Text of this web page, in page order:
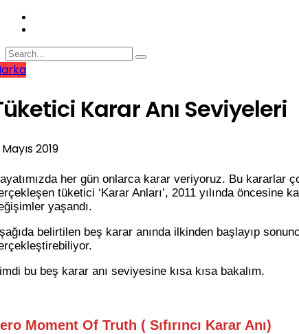
Karar Anı Seviyeleri
2019
her gün onlarca karar veriyoruz. Bu kararlar
tüketici ‘Karar Anları’, 2011 yılında öncesine
yaşandı.
belirtilen beş karar anında ilkinden başlayıp
bu beş karar anı seviyesine kısa kısa bakalım.
Moment Of Truth ( Sıfırıncı Karar Anı)